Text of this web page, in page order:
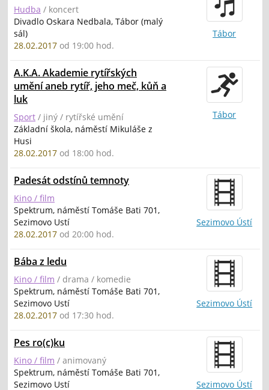
Hudba / koncert
Divadlo Oskara Nedbala, Tábor (malý
sál)
28.02.2017 od 19:00 hod.
Tábor
A.K.A. Akademie rytířských
umění aneb rytíř, jeho meč, kůň a
luk
Sport / jiný / rytířské umění
Základní škola, náměstí Mikuláše z
Husi
28.02.2017 od 18:00 hod.
Tábor
Padesát odstínů temnoty
Kino / film
Spektrum, náměstí Tomáše Bati 701,
Sezimovo Ustí
28.02.2017 od 20:00 hod.
Sezimovo Ústí
Bába z ledu
Kino / film / drama / komedie
Spektrum, náměstí Tomáše Bati 701,
Sezimovo Ustí
28.02.2017 od 17:30 hod.
Sezimovo Ústí
Pes ro(c)ku
Kino / film / animovaný
Spektrum, náměstí Tomáše Bati 701,
Sezimovo Ustí
Sezimovo Ústí